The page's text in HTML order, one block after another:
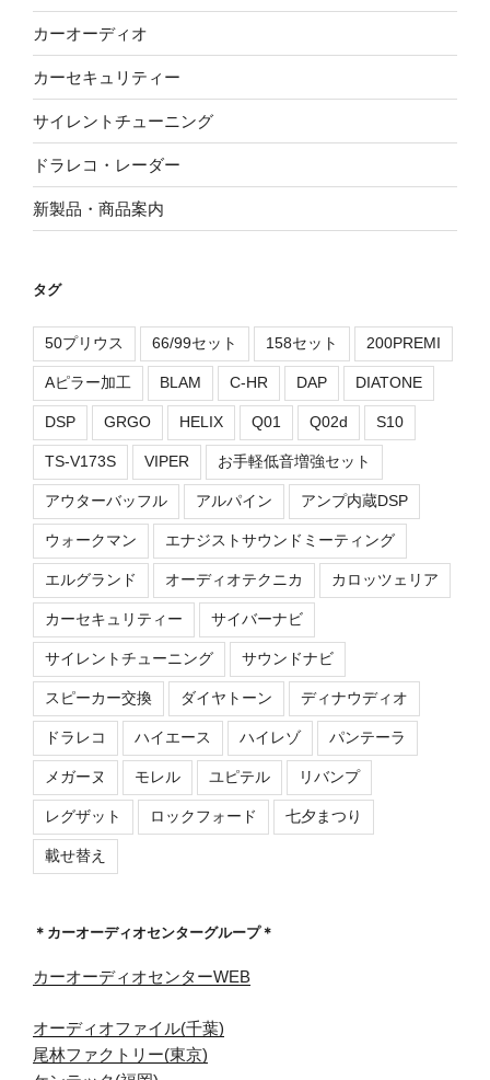
カーオーディオ
カーセキュリティー
サイレントチューニング
ドラレコ・レーダー
新製品・商品案内
タグ
50プリウス 66/99セット 158セット 200PREMI
Aピラー加工 BLAM C-HR DAP DIATONE
DSP GRGO HELIX Q01 Q02d S10
TS-V173S VIPER お手軽低音増強セット
アウターバッフル アルパイン アンプ内蔵DSP
ウォークマン エナジストサウンドミーティング
エルグランド オーディオテクニカ カロッツェリア
カーセキュリティー サイバーナビ
サイレントチューニング サウンドナビ
スピーカー交換 ダイヤトーン ディナウディオ
ドラレコ ハイエース ハイレゾ パンテーラ
メガーヌ モレル ユピテル リバンプ
レグザット ロックフォード 七夕まつり
載せ替え
＊カーオーディオセンターグループ＊
カーオーディオセンターWEB
オーディオファイル(千葉)
尾林ファクトリー(東京)